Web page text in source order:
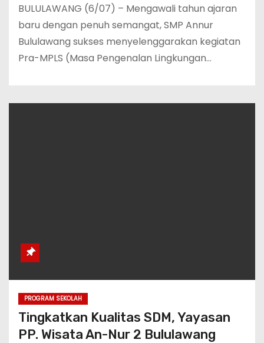
BULULAWANG (6/07) – Mengawali tahun ajaran
baru dengan penuh semangat, SMP Annur
Bululawang sukses menyelenggarakan kegiatan
Pra-MPLS (Masa Pengenalan Lingkungan…
PROGRAM SEKOLAH
Tingkatkan Kualitas SDM, Yayasan
PP. Wisata An-Nur 2 Bululawang